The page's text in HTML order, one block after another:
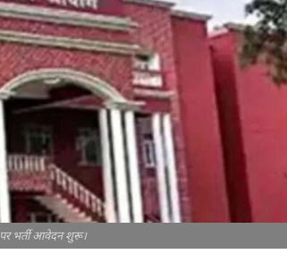
भर्ती आवेदन शुरू।